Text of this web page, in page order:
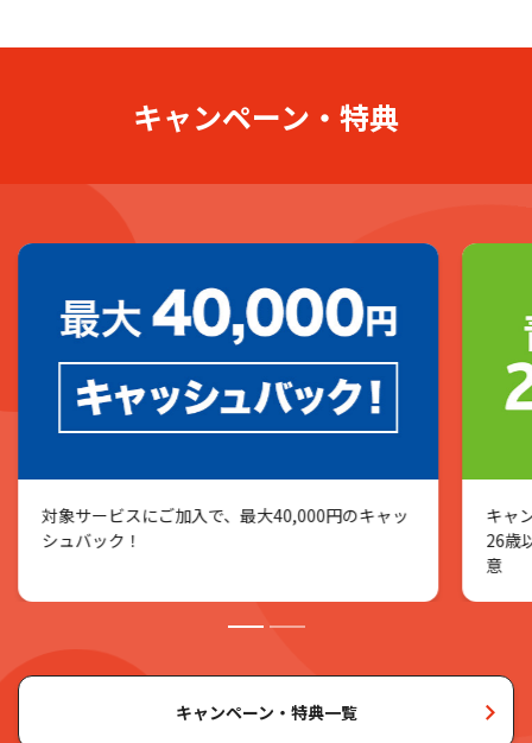
キャンペーン・特典
対象サービスにご加入で、最大40,000円のキャッ
シュバック！
キャ
26歳
意
キャンペーン・特典一覧